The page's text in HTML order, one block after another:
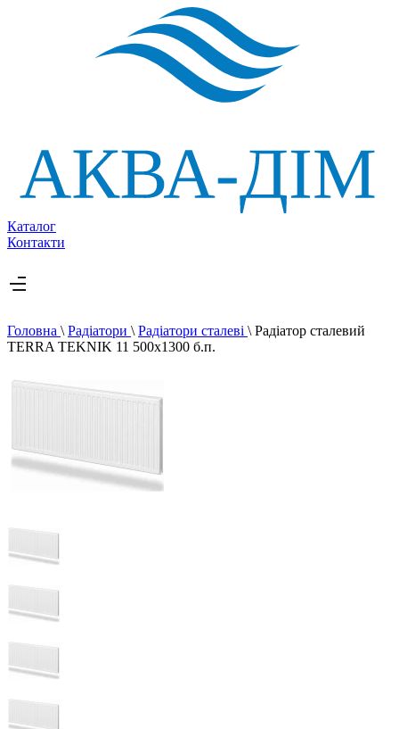
Каталог
Контакти
Головна \ Радіатори \ Радіатори сталеві \ Радіатор сталевий
TERRA TEKNIK 11 500х1300 б.п.